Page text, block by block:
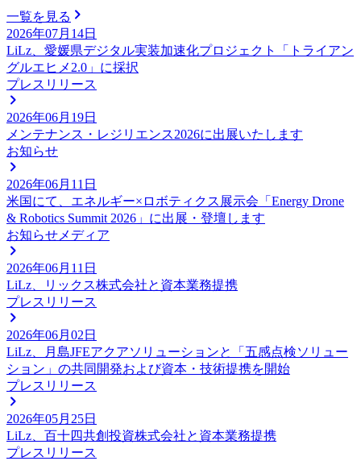
一覧を見る
2026年07月14日
LiLz、愛媛県デジタル実装加速化プロジェクト「トライアン
グルエヒメ2.0」に採択
プレスリリース
2026年06月19日
メンテナンス・レジリエンス2026に出展いたします
お知らせ
2026年06月11日
米国にて、エネルギー×ロボティクス展示会「Energy Drone
& Robotics Summit 2026」に出展・登壇します
お知らせ メディア
2026年06月11日
LiLz、リックス株式会社と資本業務提携
プレスリリース
2026年06月02日
LiLz、月島JFEアクアソリューションと「五感点検ソリュー
ション」の共同開発および資本・技術提携を開始
プレスリリース
2026年05月25日
LiLz、百十四共創投資株式会社と資本業務提携
プレスリリース